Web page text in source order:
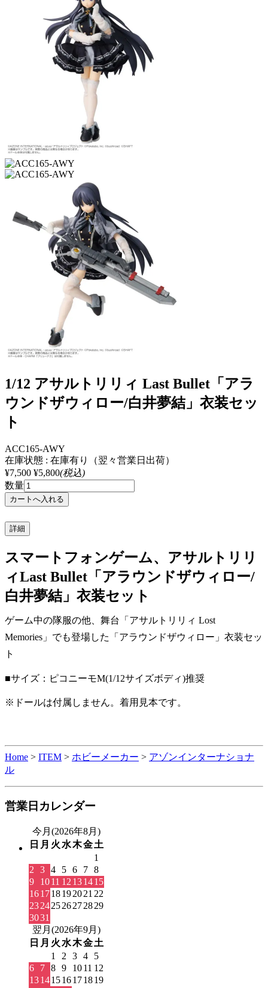
1/12 アサルトリリィ Last Bullet「アラ
ウンドザウィロー/白井夢結」衣装セッ
ト
ACC165-AWY
在庫状態 : 在庫有り（翌々営業日出荷）
¥7,500 ¥5,800(税込)
数量
詳細
スマートフォンゲーム、アサルトリリ
ィLast Bullet「アラウンドザウィロー/
白井夢結」衣装セット
ゲーム中の隊服の他、舞台「アサルトリリィ Lost
Memories」でも登場した「アラウンドザウィロー」衣装セッ
ト
■サイズ：ピコニーモM(1/12サイズボディ)推奨
※ドールは付属しません。着用見本です。
Home > ITEM > ホビーメーカー > アゾンインターナショナ
ル
営業日カレンダー
今月(2026年8月)
日 月 火 水木金土
1
2
3 4 5 6 7 8
9
1011 12 131415
161718192021 22
23242526272829
3031
翌月(2026年9月)
日 月 火 水木金土
1
2 3 4
5
6
7 8 9 1011 12
13141516171819